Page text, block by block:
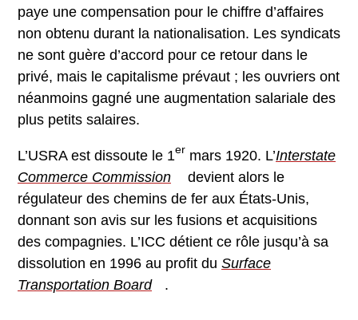
paye une compensation pour le chiffre d’affaires
non obtenu durant la nationalisation. Les syndicats
ne sont guère d’accord pour ce retour dans le
privé, mais le capitalisme prévaut ; les ouvriers ont
néanmoins gagné une augmentation salariale des
plus petits salaires.
L’USRA est dissoute le 1er mars 1920. L’Interstate
Commerce Commission
devient alors le
régulateur des chemins de fer aux États-Unis,
donnant son avis sur les fusions et acquisitions
des compagnies. L’ICC détient ce rôle jusqu’à sa
dissolution en 1996 au profit du Surface
Transportation Board
.